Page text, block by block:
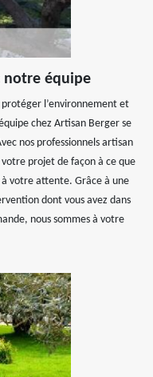
notre équipe
l’environnement et
chez Artisan Berger se
nos professionnels artisan
votre projet de façon à ce que
votre attente. Grâce à une
dont vous avez dans
nous sommes à votre